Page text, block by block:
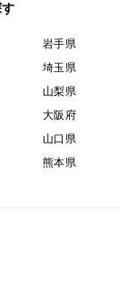
岩手県
埼玉県
山梨県
大阪府
山口県
熊本県